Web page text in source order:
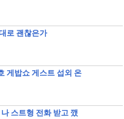
로 괜찮은가
게밥쇼 게스트 섭외 온
스트형 전화 받고 깼